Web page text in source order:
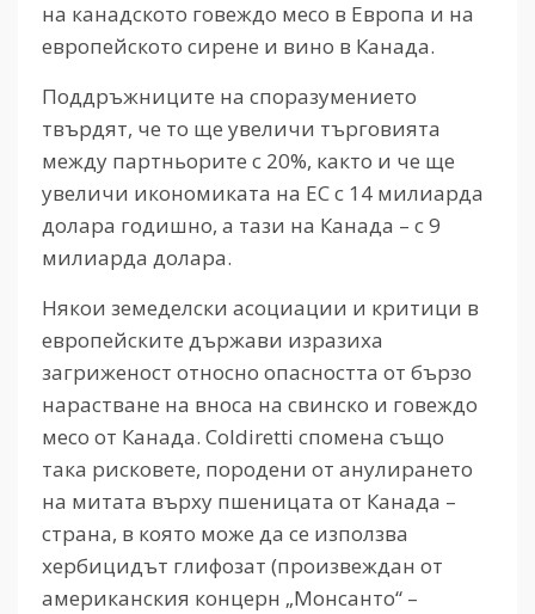
на канадското говеждо месо в Европа и на
европейското сирене и вино в Канада.
Поддръжниците на споразумението
твърдят, че то ще увеличи търговията
между партньорите с 20%, както и че ще
увеличи икономиката на ЕС с 14 милиарда
долара годишно, а тази на Канада – с 9
милиарда долара.
Някои земеделски асоциации и критици в
европейските държави изразиха
загриженост относно опасността от бързо
нарастване на вноса на свинско и говеждо
месо от Канада. Coldiretti спомена също
така рисковете, породени от анулирането
на митата върху пшеницата от Канада –
страна, в която може да се използва
хербицидът глифозат (произвеждан от
американския концерн „Монсанто“ –